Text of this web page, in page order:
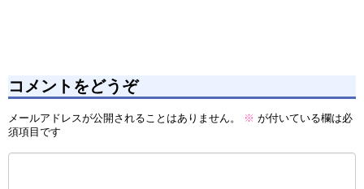
コメントをどうぞ
メールアドレスが公開されることはありません。 ※ が付いている欄は必
須項目です